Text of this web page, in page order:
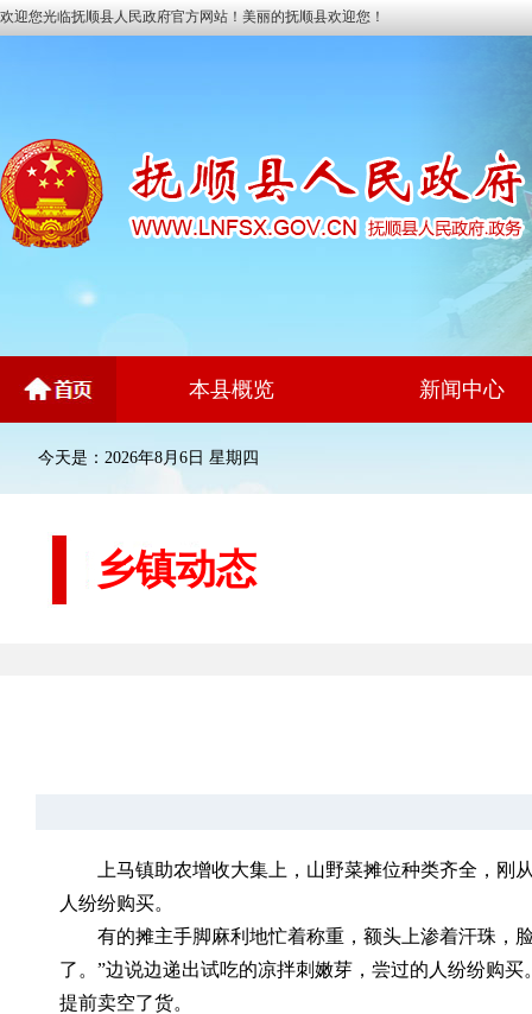
欢迎您光临抚顺县人民政府官方网站！美丽的抚顺县欢迎您！
本县概览 新闻中心
今天是：2026年8月6日 星期四
乡镇动态
上马镇助农增收大集上，山野菜摊位种类齐全，
人纷纷购买。
有的摊主手脚麻利地忙着称重，额头上渗着汗珠，
了。”边说边递出试吃的凉拌刺嫩芽，尝过的人纷纷购
提前卖空了货。